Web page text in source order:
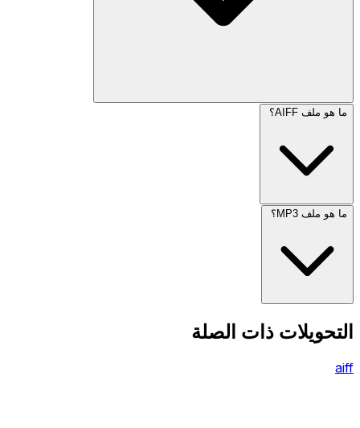
ما هو ملف AIFF؟
ما هو ملف MP3؟
التحويلات ذات الصلة
aiff